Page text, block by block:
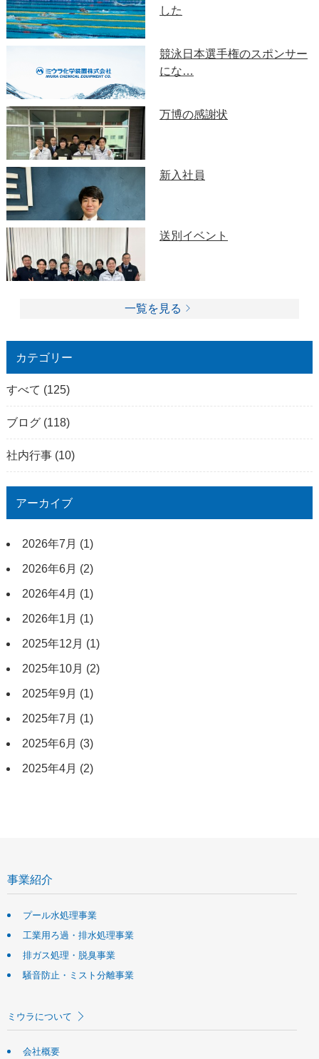
した
競泳日本選手権のスポンサー
にな…
万博の感謝状
新入社員
送別イベント
一覧を見る
カテゴリー
すべて (125)
ブログ(118)
社内行事(10)
アーカイブ
2026年7月 (1)
2026年6月 (2)
2026年4月 (1)
2026年1月 (1)
2025年12月 (1)
2025年10月 (2)
2025年9月 (1)
2025年7月 (1)
2025年6月 (3)
2025年4月 (2)
事業紹介
プール水処理事業
工業用ろ過・排水処理事業
排ガス処理・脱臭事業
騒音防止・ミスト分離事業
ミウラについて
会社概要